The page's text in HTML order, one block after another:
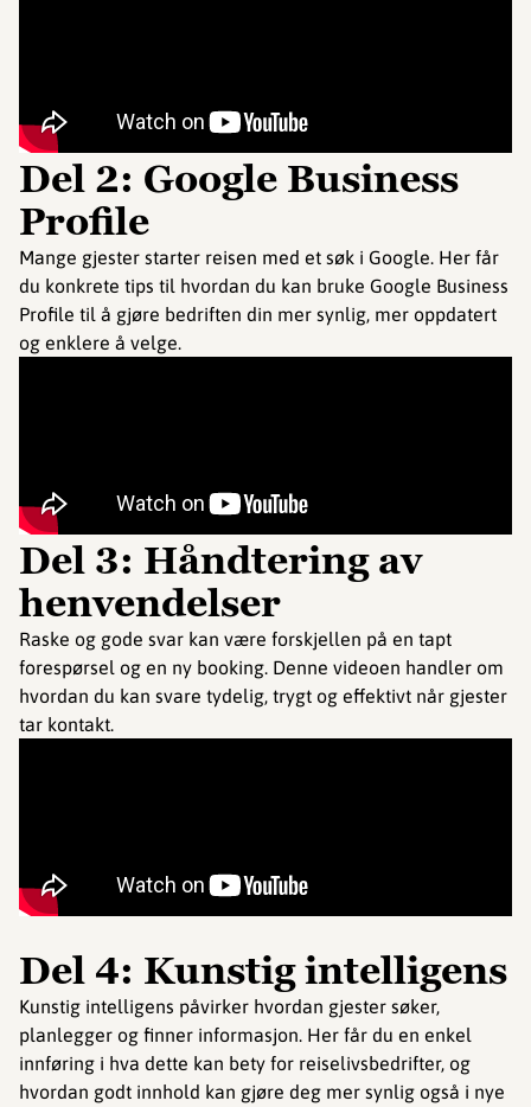
Del 2: Google Business
Profile
Mange gjester starter reisen med et søk i Google. Her får
du konkrete tips til hvordan du kan bruke Google Business
Profile til å gjøre bedriften din mer synlig, mer oppdatert
og enklere å velge.
Del 3: Håndtering av
henvendelser
Raske og gode svar kan være forskjellen på en tapt
forespørsel og en ny booking. Denne videoen handler om
hvordan du kan svare tydelig, trygt og effektivt når gjester
tar kontakt.
Del 4: Kunstig intelligens
Kunstig intelligens påvirker hvordan gjester søker,
planlegger og finner informasjon. Her får du en enkel
innføring i hva dette kan bety for reiselivsbedrifter, og
hvordan godt innhold kan gjøre deg mer synlig også i nye